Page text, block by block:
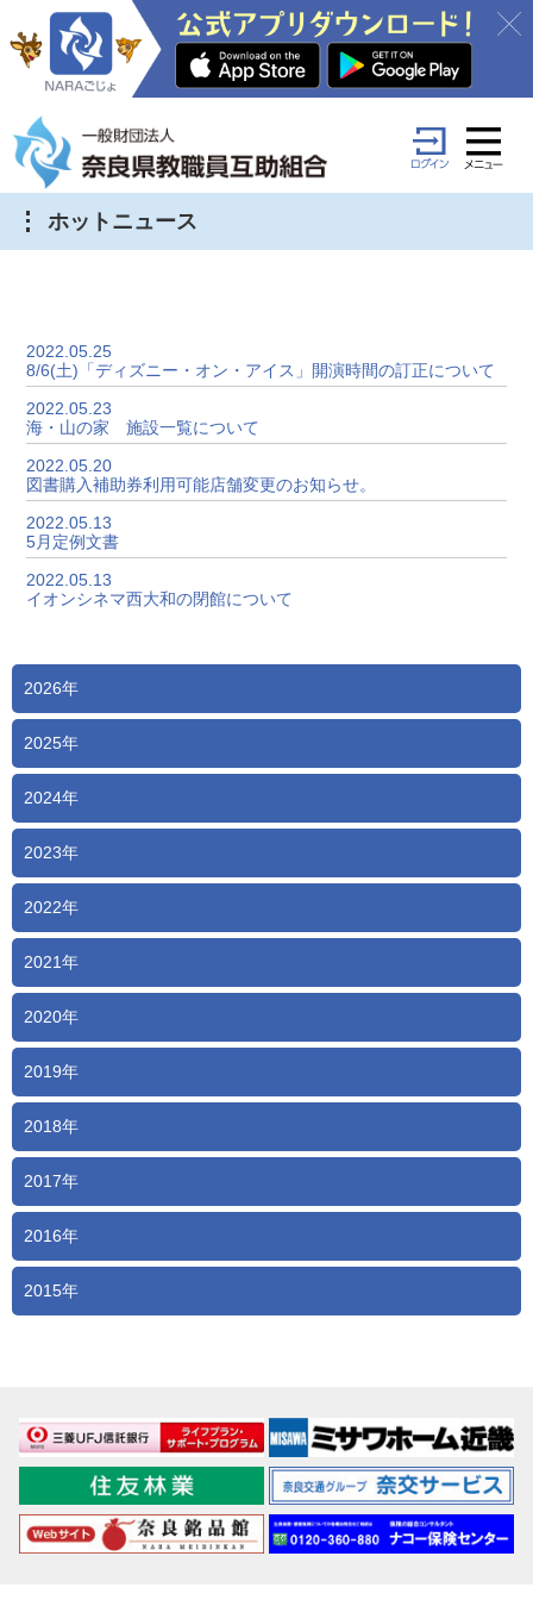
ホットニュース
2026年
2025年
2024年
2023年
2022年
2021年
2020年
2019年
2018年
2017年
2016年
2015年
2022.05.25
8/6(土)「ディズニー・オン・アイス」開演時間の訂正について
2022.05.23
海・山の家 施設一覧について
2022.05.20
図書購入補助券利用可能店舗変更のお知らせ。
2022.05.13
5月定例文書
2022.05.13
イオンシネマ西大和の閉館について